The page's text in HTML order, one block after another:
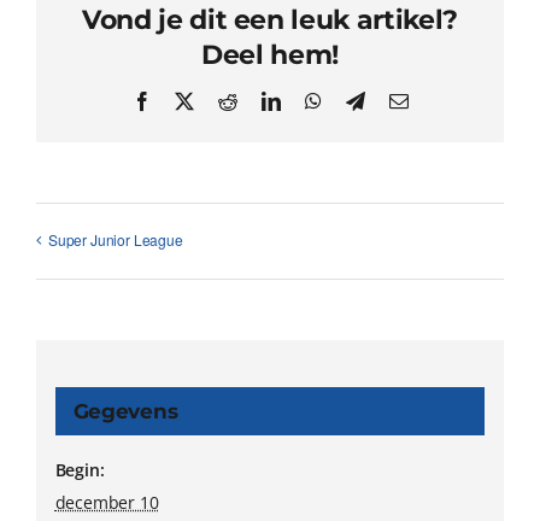
Vond je dit een leuk artikel?
Deel hem!
Facebook RedditLinkedInWhatsApp
TelegramEmail
Super Junior League
Gegevens
Begin:
december 10